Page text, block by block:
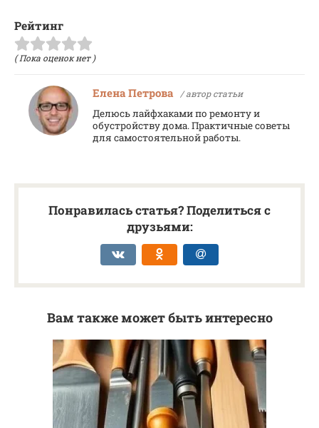
Рейтинг
( Пока оценок нет )
Елена Петрова / автор статьи
Делюсь лайфхаками по ремонту и
обустройству дома. Практичные советы
для самостоятельной работы.
Понравилась статья? Поделиться с
друзьями:
Вам также может быть интересно